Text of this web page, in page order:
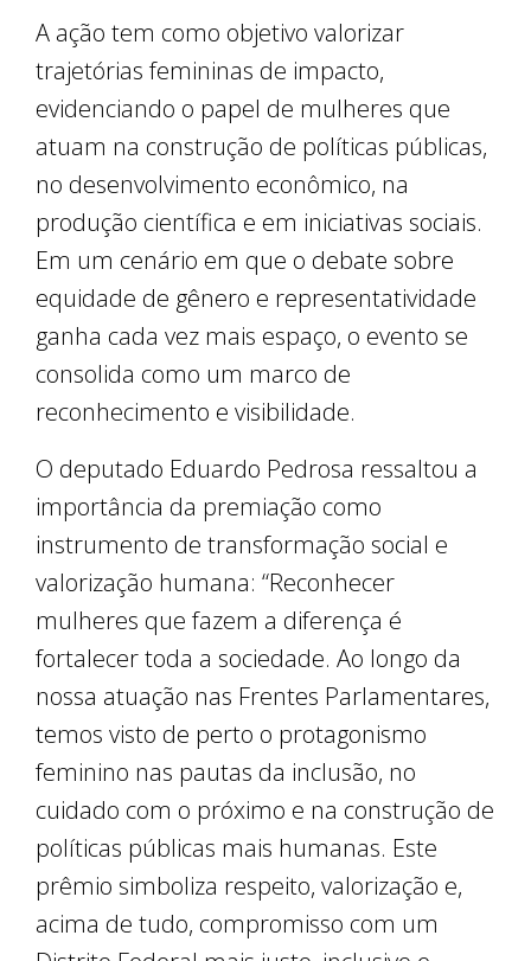
A ação tem como objetivo valorizar
trajetórias femininas de impacto,
evidenciando o papel de mulheres que
atuam na construção de políticas públicas,
no desenvolvimento econômico, na
produção científica e em iniciativas sociais.
Em um cenário em que o debate sobre
equidade de gênero e representatividade
ganha cada vez mais espaço, o evento se
consolida como um marco de
reconhecimento e visibilidade.
O deputado Eduardo Pedrosa ressaltou a
importância da premiação como
instrumento de transformação social e
valorização humana: “Reconhecer
mulheres que fazem a diferença é
fortalecer toda a sociedade. Ao longo da
nossa atuação nas Frentes Parlamentares,
temos visto de perto o protagonismo
feminino nas pautas da inclusão, no
cuidado com o próximo e na construção de
políticas públicas mais humanas. Este
prêmio simboliza respeito, valorização e,
acima de tudo, compromisso com um